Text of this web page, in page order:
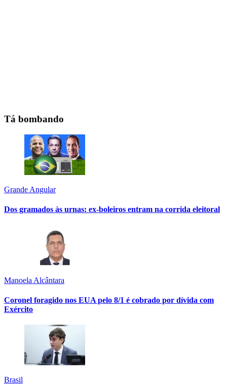
Tá bombando
Grande Angular
Dos gramados às urnas: ex-boleiros entram na corrida eleitoral
Manoela Alcântara
Coronel foragido nos EUA pelo 8/1 é cobrado por dívida com
Exército
Brasil